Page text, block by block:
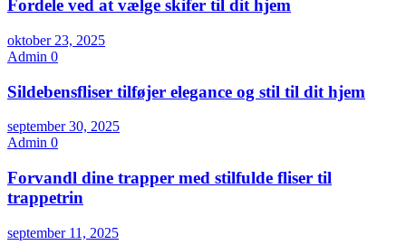
Fordele ved at vælge skifer til dit hjem
oktober 23, 2025
Admin 0
Sildebensfliser tilføjer elegance og stil til dit hjem
september 30, 2025
Admin 0
Forvandl dine trapper med stilfulde fliser til
trappetrin
september 11, 2025